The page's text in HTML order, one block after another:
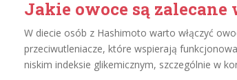
Jakie owoce są
W diecie osób z Hashimoto warto włączyć
przeciwutleniacze, które wspierają
niskim indeksie glikemicznym, szczególnie w